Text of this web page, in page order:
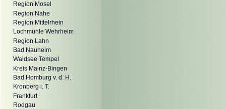
Region Mosel
Region Nahe
Region Mittelrhein
Lochmühle Wehrheim
Region Lahn
Bad Nauheim
Waldsee Tempel
Kreis Mainz-Bingen
Bad Homburg v. d. H.
Kronberg i. T.
Frankfurt
Rodgau